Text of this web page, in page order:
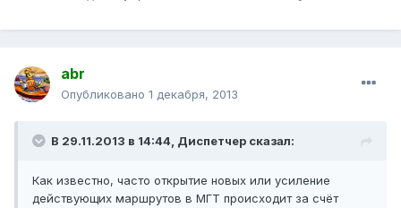
abr
Опубликовано 1 декабря, 2013
В 29.11.2013 в 14:44, Диспетчер сказал:
Как известно, часто открытие новых или усиление
действующих маршрутов в МГТ происходит за счёт